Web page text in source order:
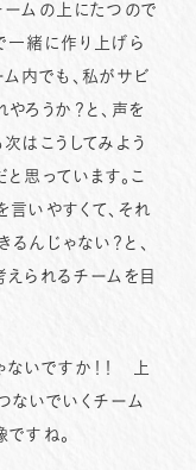
ームの上にたつので
一緒に作り上げら
内でも、私がサビ
ろうか？と、声を
はこうしてみよう
思っています。こ
いやすくて、それ
るんじゃない？と、
えられるチームを目
ないですか！！ 上
ないでいくチーム
すね。